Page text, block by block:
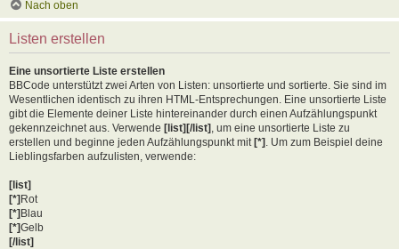
Nach oben
Listen erstellen
Eine unsortierte Liste erstellen
BBCode unterstützt zwei Arten von Listen: unsortierte und sortierte. Sie sind im
Wesentlichen identisch zu ihren HTML-Entsprechungen. Eine unsortierte Liste
gibt die Elemente deiner Liste hintereinander durch einen Aufzählungspunkt
gekennzeichnet aus. Verwende [list][/list] , um eine unsortierte Liste zu
erstellen und beginne jeden Aufzählungspunkt mit [*] . Um zum Beispiel deine
Lieblingsfarben aufzulisten, verwende:
[list]
[*] Rot
[*] Blau
[*]Gelb
[/list]